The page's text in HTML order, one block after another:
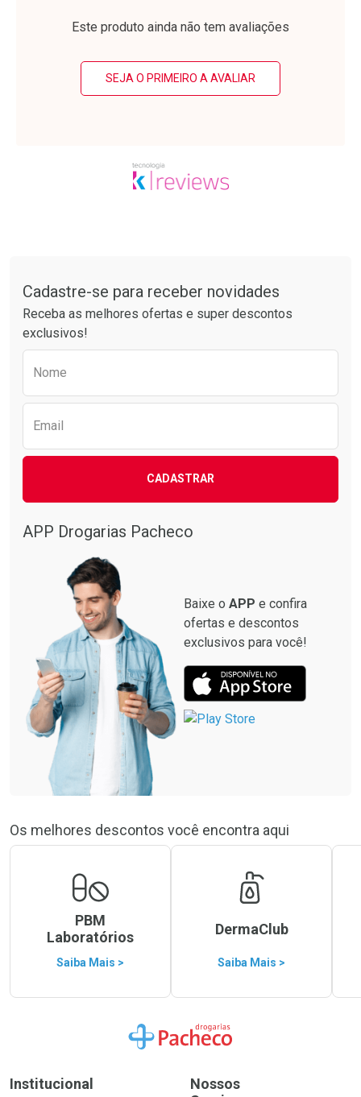
Laboratório
Por R$ 52,64/cada
Por Menos Laboratório
Por R$ 24,29/cada
Por Menos
Este produto ainda não tem avaliações
SEJA O PRIMEIRO A AVALIAR
Cadastre-se para receber novidades
Receba as melhores ofertas e super descontos
exclusivos!
Nome
Email
CADASTRAR
APP Drogarias Pacheco
Baixe o APP e confira
ofertas e descontos
exclusivos para você!
Os melhores descontos você encontra aqui
PBM
Laboratórios
Saiba Mais >
DermaClub
Saiba Mais >
Ir para a Home
Institucional
Nossos